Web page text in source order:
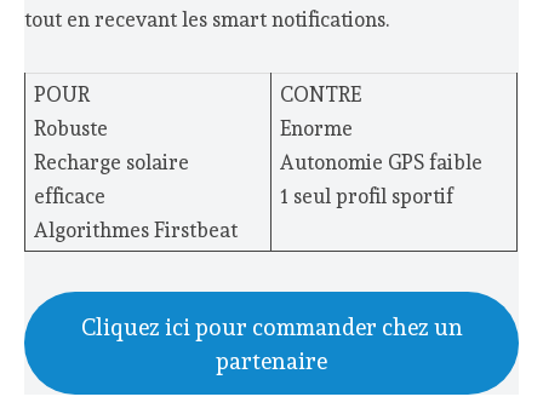
tout en recevant les smart notifications.
POUR
Robuste
Recharge solaire
efficace
Algorithmes Firstbeat
CONTRE
Enorme
Autonomie GPS faible
1 seul profil sportif
Cliquez ici pour commander chez un
partenaire